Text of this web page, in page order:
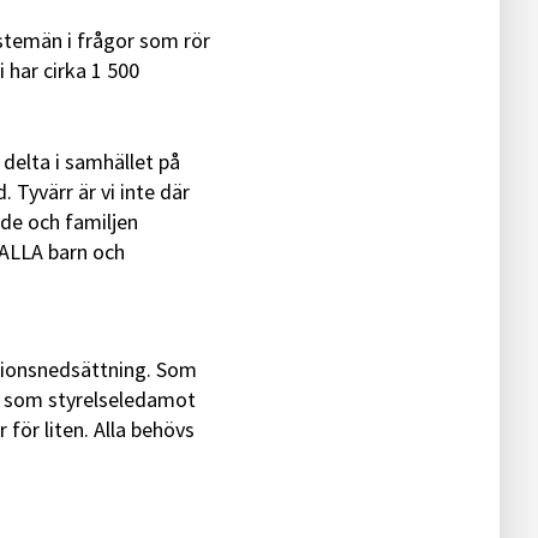
i frågor som rör
cirka 1 500
i samhället på
Tyvärr är vi inte där
och familjen
barn och
Som
styrelseledamot
för liten. Alla behövs